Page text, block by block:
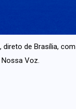
de Brasília,
Voz.